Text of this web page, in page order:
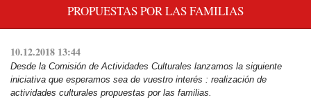
PROPUESTAS POR LAS FAMILIAS
10.12.2018 13:44
Desde la Comisión de Actividades Culturales lanzamos la siguiente
iniciativa que esperamos sea de vuestro interés : realización de
actividades culturales propuestas por las familias.